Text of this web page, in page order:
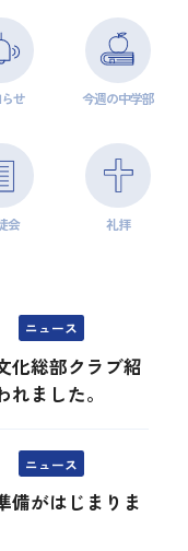
せ 今週の中学部
会 礼拝
ニュース
化総部クラブ紹
ました。
ニュース
備がはじまりま